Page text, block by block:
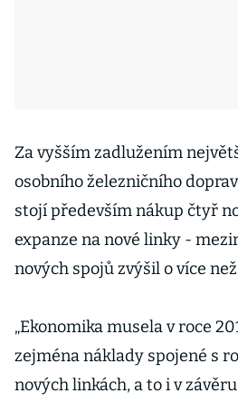
Za vyšším zadlužením
osobního železničního
stojí především nákup čtyř
expanze na nové linky -
nových spojů zvýšil o více
„Ekonomika musela v roce
zejména náklady spojené s
nových linkách, a to i v